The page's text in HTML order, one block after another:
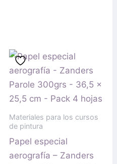
Materiales para los cursos
de pintura
Papel especial
aerografía – Zanders